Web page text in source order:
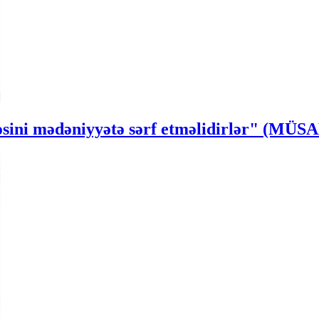
mədəniyyətə sərf etməlidirlər"